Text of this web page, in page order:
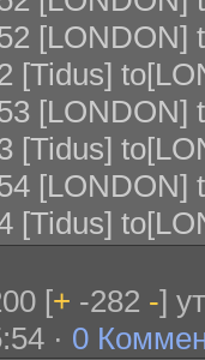
[LONDON]
[Tidus]
[LONDON]
[Tidus]
[LONDON]
[Tidus]
[+ -282 -]
· 0